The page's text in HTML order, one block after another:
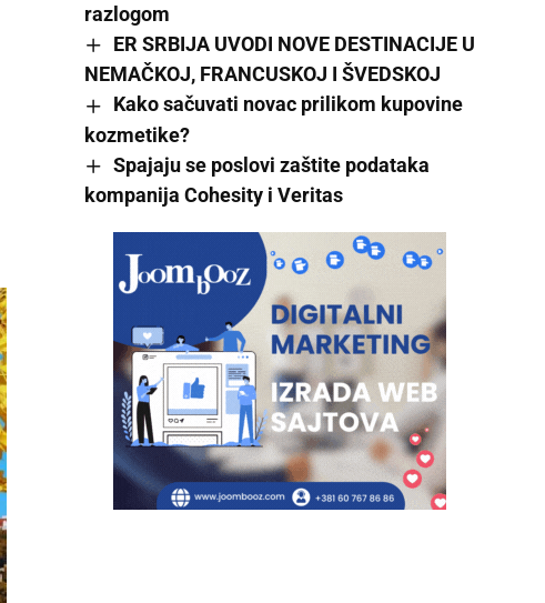
razlogom
ER SRBIJA UVODI NOVE DESTINACIJE U
NEMAČKOJ, FRANCUSKOJ I ŠVEDSKOJ
Kako sačuvati novac prilikom kupovine
kozmetike?
Spajaju se poslovi zaštite podataka
kompanija Cohesity i Veritas